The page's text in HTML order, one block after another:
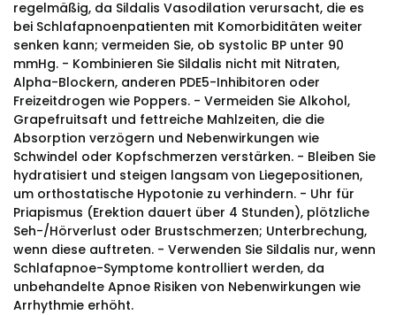
regelmäßig, da Sildalis Vasodilation verursacht, die es
bei Schlafapnoenpatienten mit Komorbiditäten weiter
senken kann; vermeiden Sie, ob systolic BP unter 90
mmHg. - Kombinieren Sie Sildalis nicht mit Nitraten,
Alpha-Blockern, anderen PDE5-Inhibitoren oder
Freizeitdrogen wie Poppers. - Vermeiden Sie Alkohol,
Grapefruitsaft und fettreiche Mahlzeiten, die die
Absorption verzögern und Nebenwirkungen wie
Schwindel oder Kopfschmerzen verstärken. - Bleiben Sie
hydratisiert und steigen langsam von Liegepositionen,
um orthostatische Hypotonie zu verhindern. - Uhr für
Priapismus (Erektion dauert über 4 Stunden), plötzliche
Seh-/Hörverlust oder Brustschmerzen; Unterbrechung,
wenn diese auftreten. - Verwenden Sie Sildalis nur, wenn
Schlafapnoe-Symptome kontrolliert werden, da
unbehandelte Apnoe Risiken von Nebenwirkungen wie
Arrhythmie erhöht.